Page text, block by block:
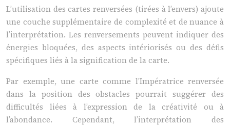
L’utilisation des cartes renversées (tirées à l’envers) ajoute
une couche supplémentaire de complexité et de nuance à
l’interprétation. Les renversements peuvent indiquer des
énergies bloquées, des aspects intériorisés ou des défis
spécifiques liés à la signification de la carte.
Par exemple, une carte comme l’Impératrice renversée
dans la position des obstacles pourrait suggérer des
difficultés liées à l’expression de la créativité ou à
l’abondance. Cependant, l’interprétation des